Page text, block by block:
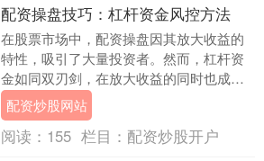
配资操盘技巧：杠杆资金风控方法
在股票市场中，配资操盘因其放大收益的
特性，吸引了大量投资者。然而，杠杆资
金如同双刃剑，在放大收益的同时也成倍
放大了风险。掌握科学的配资操盘技巧与
风控方法，是投资....
配资炒股网站
阅读： 155 栏目： 配资炒股开户